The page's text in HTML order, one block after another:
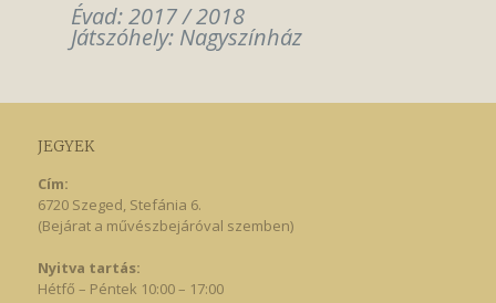
Évad: 2017 / 2018
Játszóhely: Nagyszínház
JEGYEK
Cím:
6720 Szeged, Stefánia 6.
(Bejárat a művészbejáróval szemben)
Nyitva tartás:
Hétfő – Péntek 10:00 – 17:00